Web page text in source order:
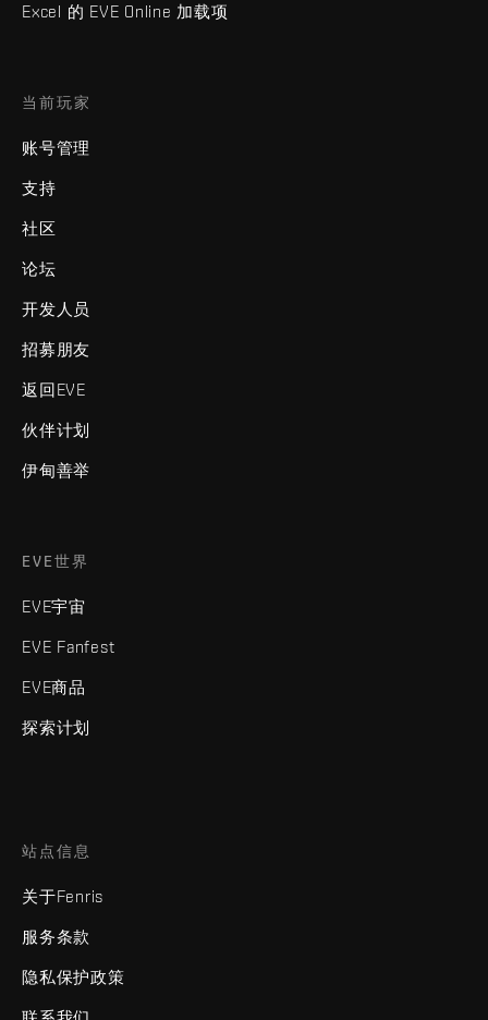
Excel 的 EVE Online 加载项
当前玩家
账号管理
支持
社区
论坛
开发人员
招募朋友
返回EVE
伙伴计划
伊甸善举
EVE世界
EVE宇宙
EVE Fanfest
EVE商品
探索计划
站点信息
关于Fenris
服务条款
隐私保护政策